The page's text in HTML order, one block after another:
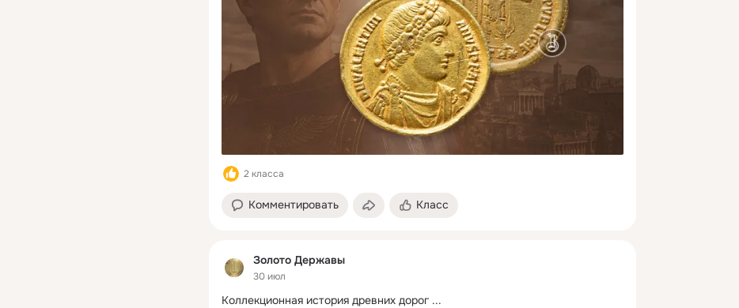
2 класса
Комментировать Класс
Золото Державы
30 июл
Коллекционная история древних дорог ...